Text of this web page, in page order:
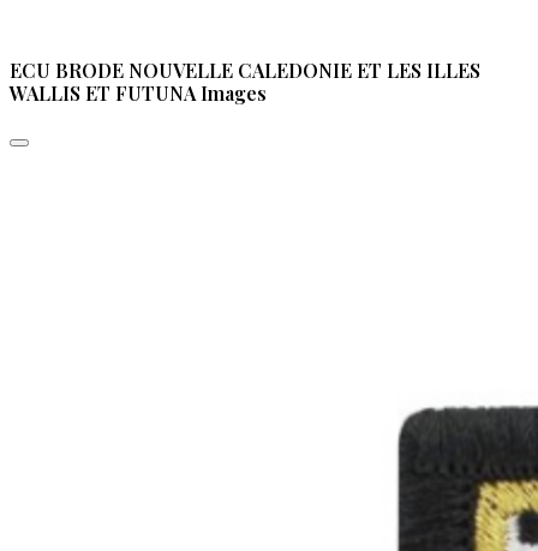
ECU BRODE NOUVELLE CALEDONIE ET LES ILLES
WALLIS ET FUTUNA Images